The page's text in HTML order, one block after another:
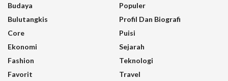
Budaya
Bulutangkis
Core
Ekonomi
Fashion
Favorit
Populer
Profil Dan Biografi
Puisi
Sejarah
Teknologi
Travel